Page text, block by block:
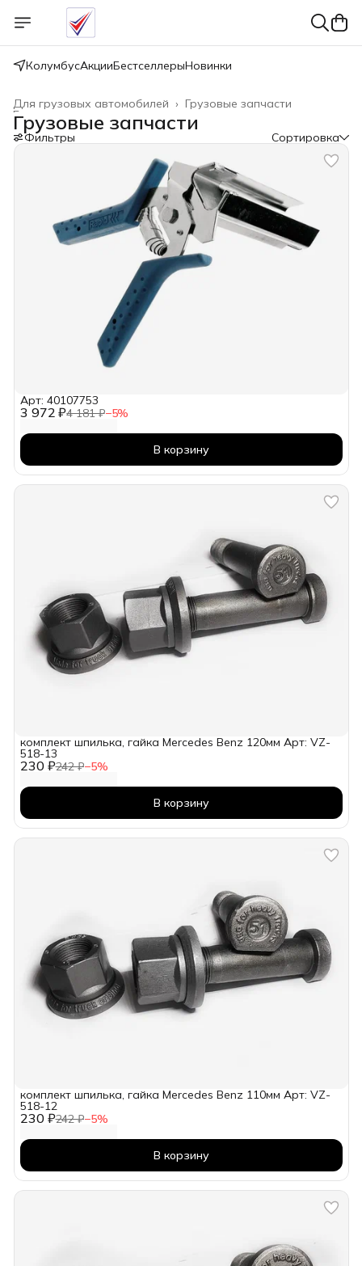
КолумбусАкцииБестселлерыНовинки
Грузовые запчасти
Для грузовых автомобилей ›
Главная
Грузовые запчасти
Фильтры Сортировка
3 972 ₽4 181 ₽−5%
Арт: 40107753
В корзину
230 ₽242 ₽−5%
комплект шпилька, гайка Mercedes Benz 120мм Арт: VZ-
518-13
В корзину
230 ₽242 ₽−5%
комплект шпилька, гайка Mercedes Benz 110мм Арт: VZ-
518-12
В корзину